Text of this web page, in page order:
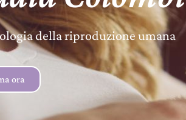
della riproduzione umana
ora